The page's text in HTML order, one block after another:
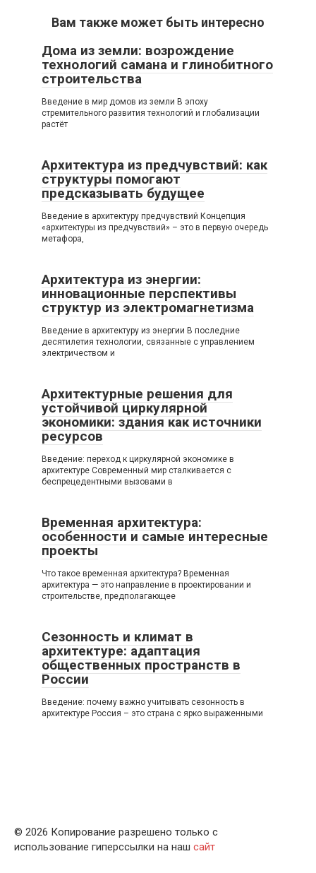
Вам также может быть интересно
Дома из земли: возрождение
технологий самана и глинобитного
строительства
Введение в мир домов из земли В эпоху
стремительного развития технологий и глобализации
растёт
Архитектура из предчувствий: как
структуры помогают
предсказывать будущее
Введение в архитектуру предчувствий Концепция
«архитектуры из предчувствий» – это в первую очередь
метафора,
Архитектура из энергии:
инновационные перспективы
структур из электромагнетизма
Введение в архитектуру из энергии В последние
десятилетия технологии, связанные с управлением
электричеством и
Архитектурные решения для
устойчивой циркулярной
экономики: здания как источники
ресурсов
Введение: переход к циркулярной экономике в
архитектуре Современный мир сталкивается с
беспрецедентными вызовами в
Временная архитектура:
особенности и самые интересные
проекты
Что такое временная архитектура? Временная
архитектура — это направление в проектировании и
строительстве, предполагающее
Сезонность и климат в
архитектуре: адаптация
общественных пространств в
России
Введение: почему важно учитывать сезонность в
архитектуре Россия – это страна с ярко выраженными
© 2026 Копирование разрешено только с
использование гиперссылки на наш сайт